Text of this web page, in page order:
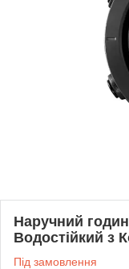
Наручний
Водостійкий з
Під замовлення